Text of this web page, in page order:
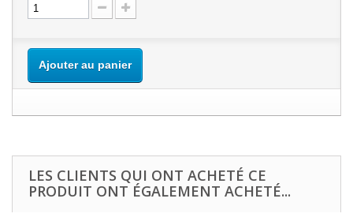
Ajouter au panier
LES CLIENTS QUI ONT ACHETÉ CE
PRODUIT ONT ÉGALEMENT ACHETÉ...